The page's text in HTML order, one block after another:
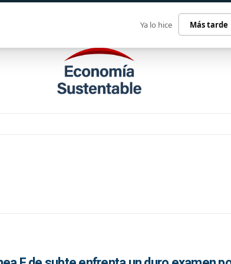
Ya lo hice Más tarde